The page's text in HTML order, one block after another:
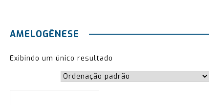
AMELOGÊNESE
Exibindo um único resultado